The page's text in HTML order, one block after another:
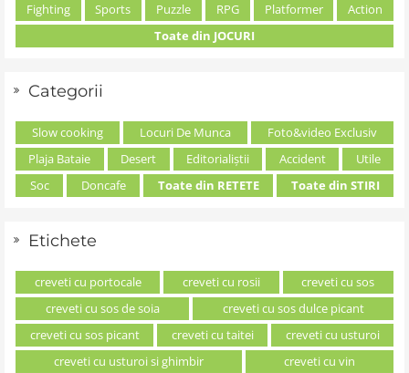
Fighting
Sports Puzzle RPG Platformer
Action
Toate din JOCURI
Categorii
Slow cooking Locuri De Munca
Foto&video Exclusiv
Plaja Bataie
Desert Editorialiștii Accident
Utile
Soc
Doncafe Toate din RETETE Toate din STIRI
Etichete
creveti cu portocale creveti cu rosii
creveti cu sos
creveti cu sos de soia
creveti cu sos dulce picant
creveti cu sos picant
creveti cu taitei
creveti cu usturoi
creveti cu usturoi si ghimbir
creveti cu vin